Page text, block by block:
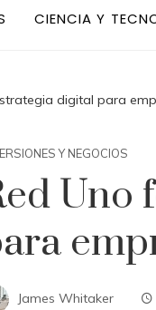
CIENCIA Y
digital para
Y NEGOCIOS
Uno
James Whitaker